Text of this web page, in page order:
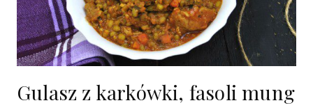
Gulasz z karkówki, fasoli mung